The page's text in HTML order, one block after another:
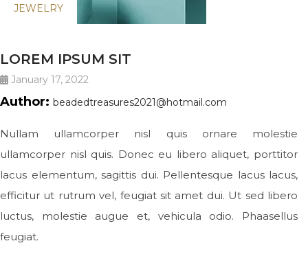
JEWELRY
LOREM IPSUM SIT
January 17, 2022
Author: beadedtreasures2021@hotmail.com
Nullam ullamcorper nisl quis ornare molestie
ullamcorper nisl quis. Donec eu libero aliquet, porttitor
lacus elementum, sagittis dui. Pellentesque lacus lacus,
efficitur ut rutrum vel, feugiat sit amet dui. Ut sed libero
luctus, molestie augue et, vehicula odio. Phaasellus
feugiat.